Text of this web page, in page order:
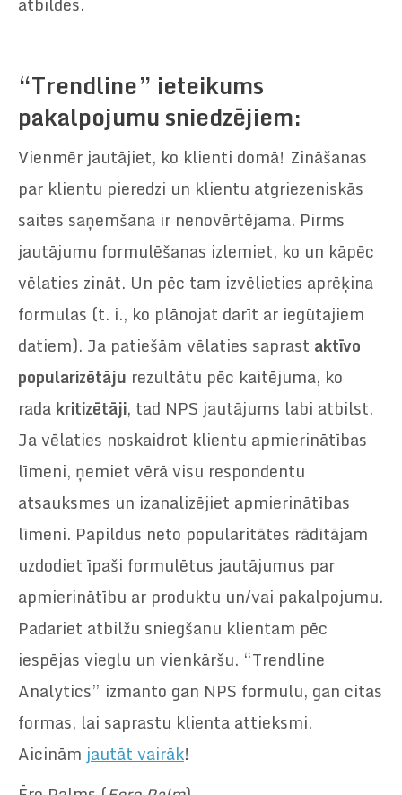
“Trendline” ieteikums
pakalpojumu sniedzējiem:
Vienmēr jautājiet, ko klienti domā! Zināšanas
par klientu pieredzi un klientu atgriezeniskās
saites saņemšana ir nenovērtējama. Pirms
jautājumu formulēšanas izlemiet, ko un kāpēc
vēlaties zināt. Un pēc tam izvēlieties aprēķina
formulas (t. i., ko plānojat darīt ar iegūtajiem
datiem). Ja patiešām vēlaties saprast aktīvo
popularizētāju rezultātu pēc kaitējuma, ko
rada kritizētāji, tad NPS jautājums labi atbilst.
Ja vēlaties noskaidrot klientu apmierinātības
līmeni, ņemiet vērā visu respondentu
atsauksmes un izanalizējiet apmierinātības
līmeni. Papildus neto popularitātes rādītājam
uzdodiet īpaši formulētus jautājumus par
apmierinātību ar produktu un/vai pakalpojumu.
Padariet atbilžu sniegšanu klientam pēc
iespējas vieglu un vienkāršu. “Trendline
Analytics” izmanto gan NPS formulu, gan citas
formas, lai saprastu klienta attieksmi.
Aicinām jautāt vairāk!